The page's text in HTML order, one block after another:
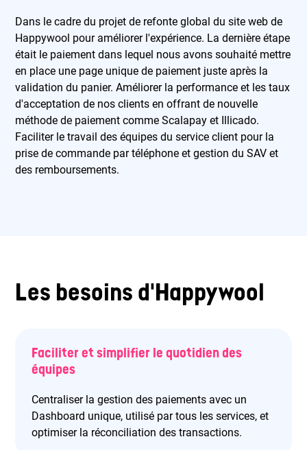
Dans le cadre du projet de refonte global du site web de
Happywool pour améliorer l'expérience. La dernière étape
était le paiement dans lequel nous avons souhaité mettre
en place une page unique de paiement juste après la
validation du panier. Améliorer la performance et les taux
d'acceptation de nos clients en offrant de nouvelle
méthode de paiement comme Scalapay et Illicado.
Faciliter le travail des équipes du service client pour la
prise de commande par téléphone et gestion du SAV et
des remboursements.
Les besoins d'Happywool
Faciliter et simplifier le quotidien des
équipes
Centraliser la gestion des paiements avec un
Dashboard unique, utilisé par tous les services, et
optimiser la réconciliation des transactions.